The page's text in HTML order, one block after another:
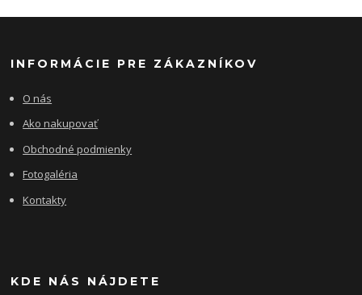
INFORMÁCIE PRE ZÁKAZNÍKOV
O nás
Ako nakupovať
Obchodné podmienky
Fotogaléria
Kontakty
KDE NÁS NÁJDETE